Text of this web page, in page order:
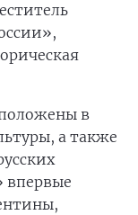
в
а также
впервые